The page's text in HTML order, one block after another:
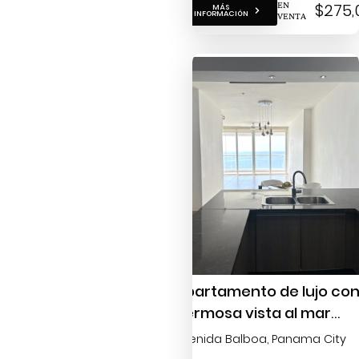
MÁS
INFORMACIÓN
EN
VENTA
Apartamento de lujo
hermosa vista al mar
semi-amueblado para la
Avenida Balboa, Panama City